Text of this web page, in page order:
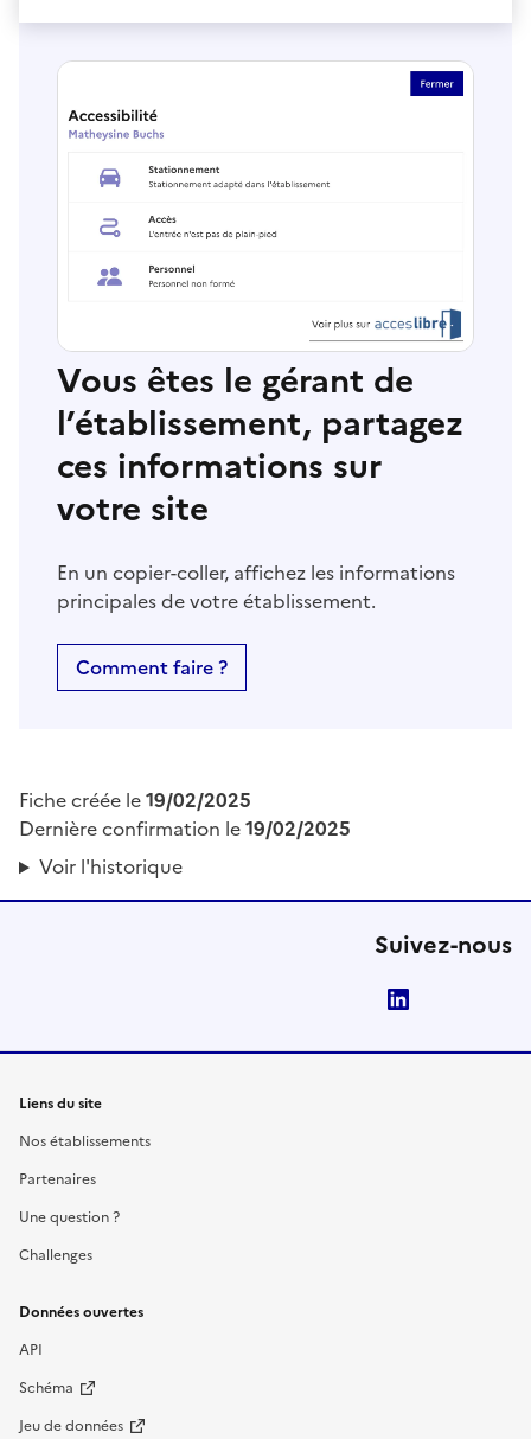
Vous êtes le gérant de
l’établissement, partagez
ces informations sur
votre site
En un copier-coller, affichez les informations
principales de votre établissement.
Comment faire ?
Fiche créée le19/02/2025
Dernière confirmation le19/02/2025
Voir l'historique
Suivez-nous
Liens du site
Nos établissements
Partenaires
Une question ?
Challenges
Données ouvertes
API
Schéma
Jeu de données